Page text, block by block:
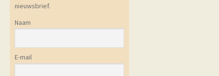
nieuwsbrief.
Naam
E-mail